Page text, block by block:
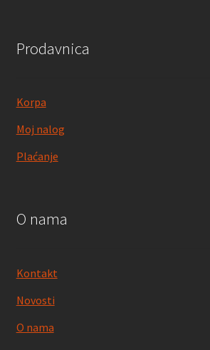
Prodavnica
Korpa
Moj nalog
Plaćanje
O nama
Kontakt
Novosti
O nama